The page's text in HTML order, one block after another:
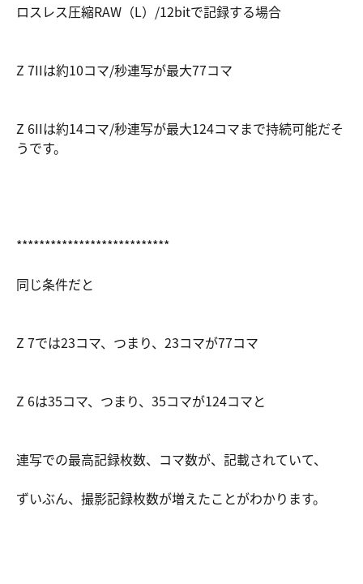
ロスレス圧縮RAW（L）/12bitで記録する場合
Z 7IIは約10コマ/秒連写が最大77コマ
Z 6IIは約14コマ/秒連写が最大124コマまで持続可能だそ
うです。
***************************
同じ条件だと
Z 7では23コマ、つまり、23コマが77コマ
Z 6は35コマ、つまり、35コマが124コマと
連写での最高記録枚数、コマ数が、記載されていて、
ずいぶん、撮影記録枚数が増えたことがわかります。